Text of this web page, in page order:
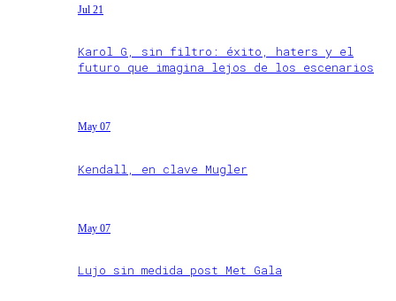
Jul 21
Karol G, sin filtro: éxito, haters y el
futuro que imagina lejos de los escenarios
May 07
Kendall, en clave Mugler
May 07
Lujo sin medida post Met Gala